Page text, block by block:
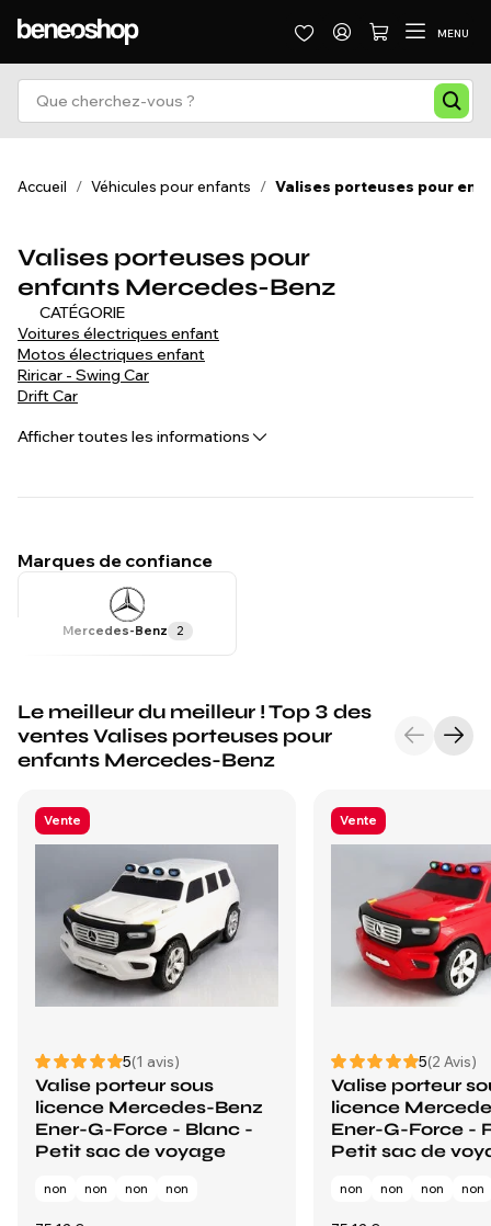
MENU
Accueil / Véhicules pour enfants / Valises porteuses pour
Valises porteuses pour
enfants Mercedes-Benz
CATÉGORIE
Voitures électriques enfant
Motos électriques enfant
Riricar - Swing Car
Drift Car
Quads électriques enfant
Pièces détachées
Afficher toutes les informations
Marques de confiance
Mercedes-Benz 2
Le meilleur du meilleur ! Top 3 des
ventes Valises porteuses pour
enfants Mercedes-Benz
Vente
5(1 avis)
Valise porteur sous
licence Mercedes-Benz
Ener-G-Force - Blanc -
Petit sac de voyage
non non non non
Vente
5(2 Avis)
Valise porteur
licence
Ener-G-Force -
Petit sac de
non non non non